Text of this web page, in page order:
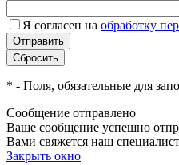
Я согласен на обработку
* - Поля, обязательные для
Сообщение отправлено
Ваше сообщение успешно
Вами свяжется наш специалист
Закрыть окно